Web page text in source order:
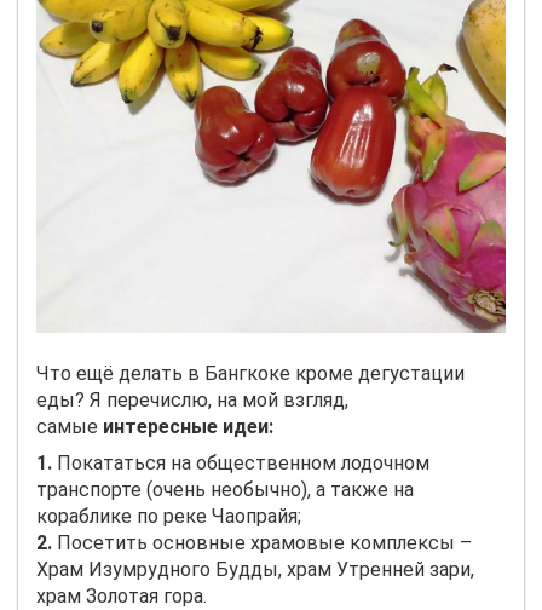
Что ещё делать в Бангкоке кроме дегустации
еды? Я перечислю, на мой взгляд,
самые интересные идеи:
1. Покататься на общественном лодочном
транспорте (очень необычно), а также на
кораблике по реке Чаопрайя;
2. Посетить основные храмовые комплексы –
Храм Изумрудного Будды, храм Утренней зари,
храм Золотая гора.